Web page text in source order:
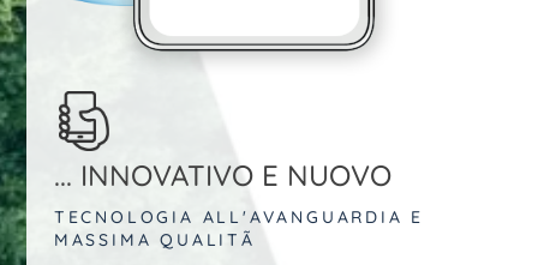
... INNOVATIVO E NUOVO
TECNOLOGIA ALL'AVANGUARDIA E
MASSIMA QUALITÃ